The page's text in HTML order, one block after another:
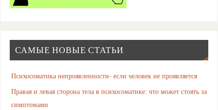
САМЫЕ НОВЫЕ СТАТЬИ
Психосоматика непроявленности- если человек не проявляется
Правая и левая сторона тела в психосоматике: что может стоять за
симптомами